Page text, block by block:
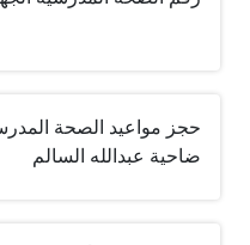
حجز مواعيد الصحة
ضاحية عبدالله السالم